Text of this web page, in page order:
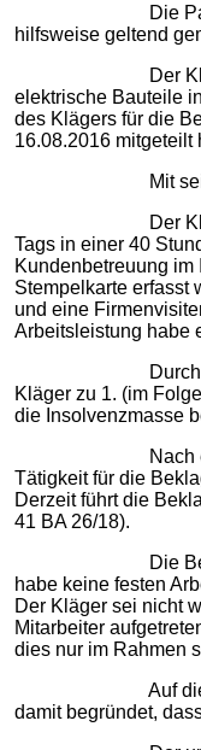
Die Parteien
hilfsweise geltend
Der Kläger zu 2.
elektrische Bauteile
des Klägers für die
16.08.2016 mitgeteilt
Mit seiner am
Der Kläger beruft
Tags in einer 40
Kundenbetreuung
Stempelkarte erfasst
und eine
Arbeitsleistung habe
Durch Beschluss
Kläger zu 1. (im
die Insolvenzmasse
Nach einer
Tätigkeit für die
Derzeit führt die
41 BA 26/18).
Die Beklagte
habe keine festen
Der Kläger sei nicht
Mitarbeiter
dies nur im Rahmen
Auf die
damit begründet,